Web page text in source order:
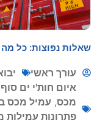
שאלות נפוצות: כל
עורך ראשי
איום חות'י ים סוף
מכס, עמיל מכס
פתרונות עמילות